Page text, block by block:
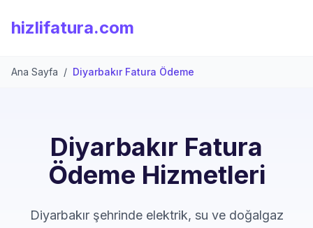
hizlifatura.com
Ana Sayfa / Diyarbakır Fatura Ödeme
Diyarbakır Fatura
Ödeme Hizmetleri
Diyarbakır şehrinde elektrik, su ve doğalgaz